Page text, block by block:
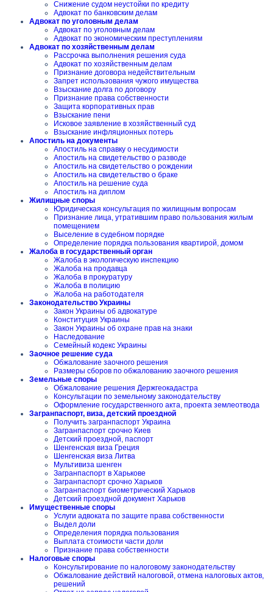
Снижение судом неустойки по кредиту
Адвокат по банковским делам
Адвокат по уголовным делам
Адвокат по уголовным делам
Адвокат по экономическим преступлениям
Адвокат по хозяйственным делам
Рассрочка выполнения решения суда
Адвокат по хозяйственным делам
Признание договора недействительным
Запрет использования чужого имущества
Взыскание долга по договору
Признание права собственности
Защита корпоративных прав
Взыскание пени
Исковое заявление в хозяйственный суд
Взыскание инфляционных потерь
Апостиль на документы
Апостиль на справку о несудимости
Апостиль на свидетельство о разводе
Апостиль на свидетельство о рождении
Апостиль на свидетельство о браке
Апостиль на решение суда
Апостиль на диплом
Жилищные споры
Юридическая консультация по жилищным вопросам
Признание лица, утратившим право пользования жилым
помещением
Выселение в судебном порядке
Определение порядка пользования квартирой, домом
Жалоба в государственный орган
Жалоба в экологическую инспекцию
Жалоба на продавца
Жалоба в прокуратуру
Жалоба в полицию
Жалоба на работодателя
Законодательство Украины
Закон Украины об адвокатуре
Конституция Украины
Закон Украины об охране прав на знаки
Наследование
Семейный кодекс Украины
Заочное решение суда
Обжалование заочного решения
Размеры сборов по обжалованию заочного решения
Земельные споры
Обжалование решения Держгеокадастра
Консультации по земельному законодательству
Оформление государственного акта, проекта землеотвода
Загранпаспорт, виза, детский проездной
Получить загранпаспорт Украина
Загранпаспорт срочно Киев
Детский проездной, паспорт
Шенгенская виза Греция
Шенгенская виза Литва
Мультивиза шенген
Загранпаспорт в Харькове
Загранпаспорт срочно Харьков
Загранпаспорт биометрический Харьков
Детский проездной документ Харьков
Имущественные споры
Услуги адвоката по защите права собственности
Выдел доли
Определения порядка пользования
Выплата стоимости части доли
Признание права собственности
Налоговые споры
Консультирование по налоговому законодательству
Обжалование действий налоговой, отмена налоговых актов,
решений